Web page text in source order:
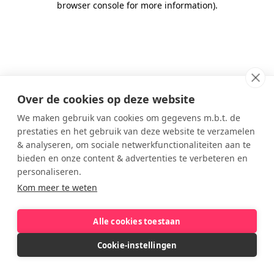
Over de cookies op deze website
We maken gebruik van cookies om gegevens m.b.t. de
prestaties en het gebruik van deze website te verzamelen
& analyseren, om sociale netwerkfunctionaliteiten aan te
bieden en onze content & advertenties te verbeteren en
personaliseren.
Kom meer te weten
Alle cookies toestaan
Cookie-instellingen
browser console for more information).